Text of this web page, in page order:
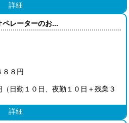
詳細
ペレーターのお...
８円
日勤１０日、夜勤１０日＋残業３
詳細